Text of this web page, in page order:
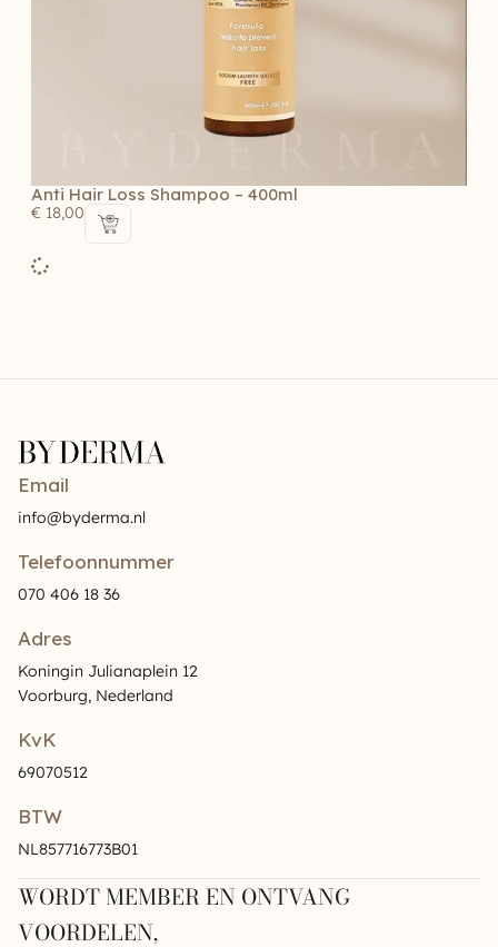
Anti Hair Loss Shampoo – 400ml
€ 18,00
Email
info@byderma.nl
Telefoonnummer
070 406 18 36
Adres
Koningin Julianaplein 12
Voorburg, Nederland
KvK
69070512
BTW
NL857716773B01
WORDT MEMBER EN ONTVANG
VOORDELEN,